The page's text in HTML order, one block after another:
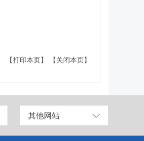
【打印本页】 【关闭本页】
其他网站